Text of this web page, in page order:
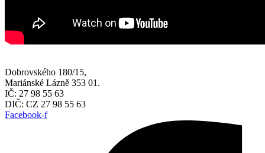
Dobrovského 180/15,
Mariánské Lázně 353 01.
IČ: 27 98 55 63
DIČ: CZ 27 98 55 63
Facebook-f